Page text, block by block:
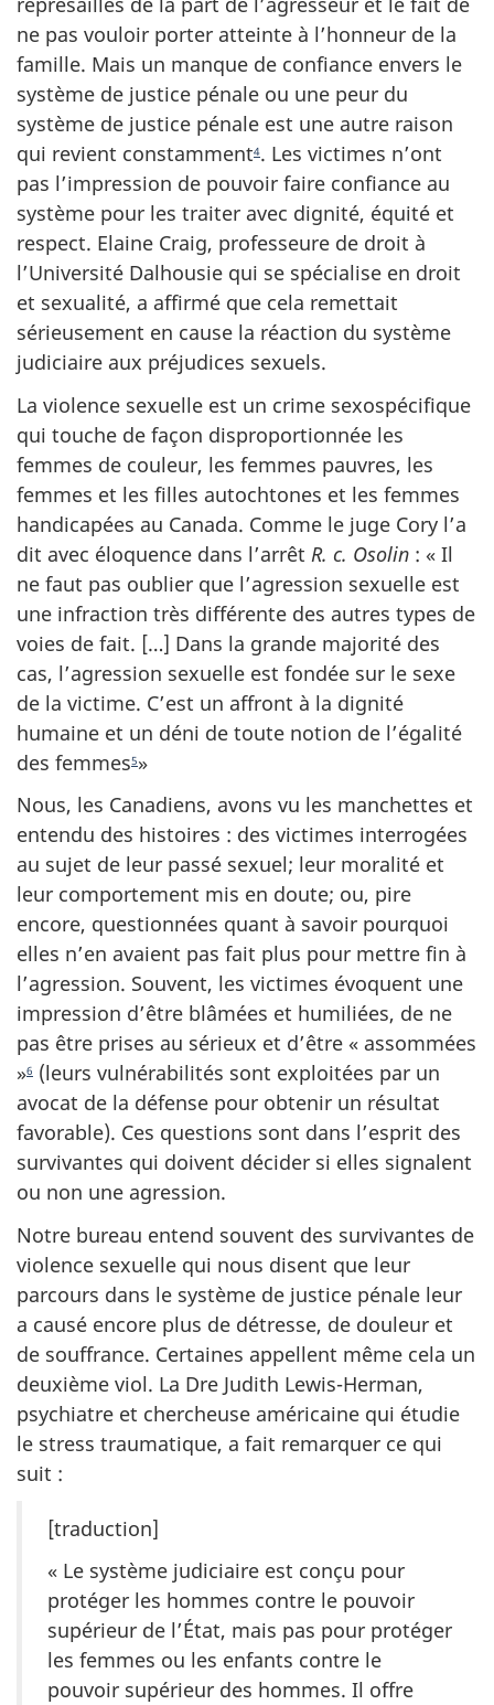
ne pas vouloir porter atteinte à l’honneur de la
famille. Mais un manque de confiance envers le
système de justice pénale ou une peur du
système de justice pénale est une autre raison
qui revient constamment4. Les victimes n’ont
pas l’impression de pouvoir faire confiance au
système pour les traiter avec dignité, équité et
respect. Elaine Craig, professeure de droit à
l’Université Dalhousie qui se spécialise en droit
et sexualité, a affirmé que cela remettait
sérieusement en cause la réaction du système
judiciaire aux préjudices sexuels.
La violence sexuelle est un crime sexospécifique
qui touche de façon disproportionnée les
femmes de couleur, les femmes pauvres, les
femmes et les filles autochtones et les femmes
handicapées au Canada. Comme le juge Cory l’a
dit avec éloquence dans l’arrêt R. c. Osolin : « Il
ne faut pas oublier que l’agression sexuelle est
une infraction très différente des autres types de
voies de fait. […] Dans la grande majorité des
cas, l’agression sexuelle est fondée sur le sexe
de la victime. C’est un affront à la dignité
humaine et un déni de toute notion de l’égalité
des femmes5»
Nous, les Canadiens, avons vu les manchettes et
entendu des histoires : des victimes interrogées
au sujet de leur passé sexuel; leur moralité et
leur comportement mis en doute; ou, pire
encore, questionnées quant à savoir pourquoi
elles n’en avaient pas fait plus pour mettre fin à
l’agression. Souvent, les victimes évoquent une
impression d’être blâmées et humiliées, de ne
pas être prises au sérieux et d’être « assommées
»6 (leurs vulnérabilités sont exploitées par un
avocat de la défense pour obtenir un résultat
favorable). Ces questions sont dans l’esprit des
survivantes qui doivent décider si elles signalent
ou non une agression.
Notre bureau entend souvent des survivantes de
violence sexuelle qui nous disent que leur
parcours dans le système de justice pénale leur
a causé encore plus de détresse, de douleur et
de souffrance. Certaines appellent même cela un
deuxième viol. La Dre Judith Lewis-Herman,
psychiatre et chercheuse américaine qui étudie
le stress traumatique, a fait remarquer ce qui
suit :
[traduction]
« Le système judiciaire est conçu pour
protéger les hommes contre le pouvoir
supérieur de l’État, mais pas pour protéger
les femmes ou les enfants contre le
pouvoir supérieur des hommes. Il offre